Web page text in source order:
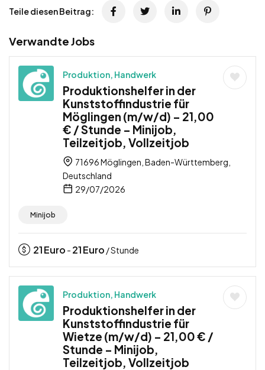
Teile diesen Beitrag:
Verwandte Jobs
Produktion, Handwerk
Produktionshelfer in der
Kunststoffindustrie für
Möglingen (m/w/d) – 21,00
€ / Stunde – Minijob,
Teilzeitjob, Vollzeitjob
71696 Möglingen, Baden-Württemberg,
Deutschland
29/07/2026
Minijob
21Euro - 21Euro / Stunde
Produktion, Handwerk
Produktionshelfer in der
Kunststoffindustrie für
Wietze (m/w/d) – 21,00 € /
Stunde – Minijob,
Teilzeitjob, Vollzeitjob